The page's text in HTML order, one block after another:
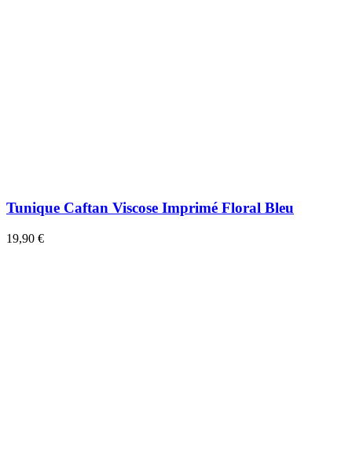
Tunique Caftan Viscose Imprimé Floral Bleu
19,90 €